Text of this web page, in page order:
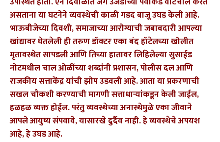
असताना या घटनेने व्यवस्थेची काळी गडद बाजू उघड केली आहे.
भाऊबीजेच्या दिवशी, समाजाच्या आरोग्याची जबाबदारी आपल्या
खांद्यावर घेतलेली ही तरुण डॉक्टर एका बंद हॉटेलच्या खोलीत
मृतावस्थेत सापडली आणि तिच्या हातावर लिहिलेल्या सुसाईड
नोटमधील चाल ओळींच्या शब्दांनी प्रशासन, पोलीस दल आणि
राजकीय सत्ताकेंद्र यांची झोप उडवली आहे. आता या प्रकरणाची
सखल चौकशी करण्याची मागणी सत्ताधार्‍यांकडून केली जाईल,
हळहळ व्यक्त होईल. परंतु व्यवस्थेच्या अनास्थेमुळे एका जीवाने
आपले आयुष्य संपवावे, यासारखे दुर्दैव नाही. हे व्यवस्थेचे अपयश
आहे, हे उघड आहे.